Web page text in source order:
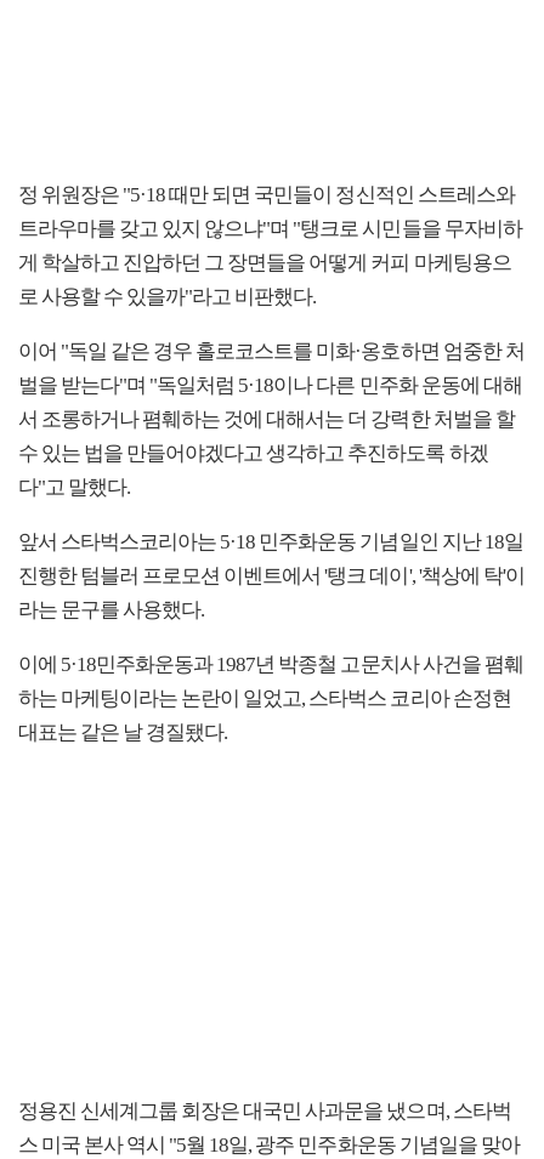
정 위원장은 "5·18 때만 되면 국민들이 정신적인 스트레스와
트라우마를 갖고 있지 않으냐"며 "탱크로 시민들을 무자비하
게 학살하고 진압하던 그 장면들을 어떻게 커피 마케팅용으
로 사용할 수 있을까"라고 비판했다.
이어 "독일 같은 경우 홀로코스트를 미화·옹호하면 엄중한 처
벌을 받는다"며 "독일처럼 5·18이나 다른 민주화 운동에 대해
서 조롱하거나 폄훼하는 것에 대해서는 더 강력한 처벌을 할
수 있는 법을 만들어야겠다고 생각하고 추진하도록 하겠
다"고 말했다.
앞서 스타벅스코리아는 5·18 민주화운동 기념일인 지난 18일
진행한 텀블러 프로모션 이벤트에서 '탱크 데이', '책상에 탁'이
라는 문구를 사용했다.
이에 5·18민주화운동과 1987년 박종철 고문치사 사건을 폄훼
하는 마케팅이라는 논란이 일었고, 스타벅스 코리아 손정현
대표는 같은 날 경질됐다.
정용진 신세계그룹 회장은 대국민 사과문을 냈으며, 스타벅
스 미국 본사 역시 "5월 18일, 광주 민주화운동 기념일을 맞아